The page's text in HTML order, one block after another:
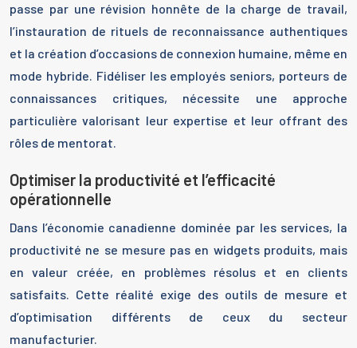
passe par une révision honnête de la charge de travail,
l’instauration de rituels de reconnaissance authentiques
et la création d’occasions de connexion humaine, même en
mode hybride. Fidéliser les employés seniors, porteurs de
connaissances critiques, nécessite une approche
particulière valorisant leur expertise et leur offrant des
rôles de mentorat.
Optimiser la productivité et l’efficacité
opérationnelle
Dans l’économie canadienne dominée par les services, la
productivité ne se mesure pas en widgets produits, mais
en valeur créée, en problèmes résolus et en clients
satisfaits. Cette réalité exige des outils de mesure et
d’optimisation différents de ceux du secteur
manufacturier.